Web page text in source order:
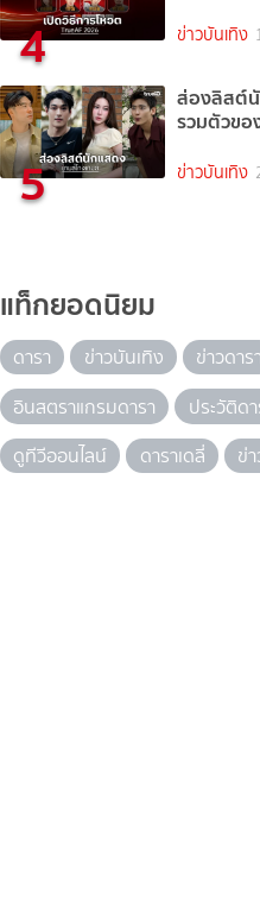
4 ข่าวบันเทิง
5
ส่องลิสต์นั
รวมตัวข
ข่าวบันเทิง
แท็กยอดนิยม
ดารา ข่าวบันเทิง ข่าวดารา
อินสตราแกรมดารา
ประวัติด
ดูทีวีออนไลน์
ดาราเดลี่ ข่